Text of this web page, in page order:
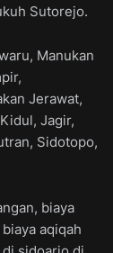
Sutorejo.
Manukan
Jerawat,
Jagir,
Sidotopo,
biaya
aqiqah